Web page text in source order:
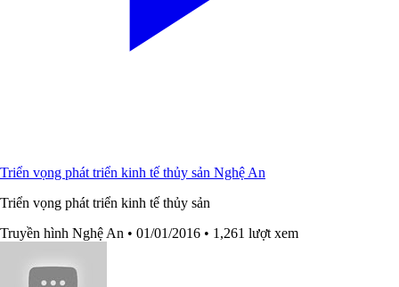
Triển vọng phát triển kinh tế thủy sản Nghệ An
Triển vọng phát triển kinh tế thủy sản
Truyền hình Nghệ An • 01/01/2016 • 1,261 lượt xem